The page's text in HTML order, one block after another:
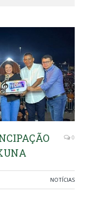
0
NOTÍCIAS